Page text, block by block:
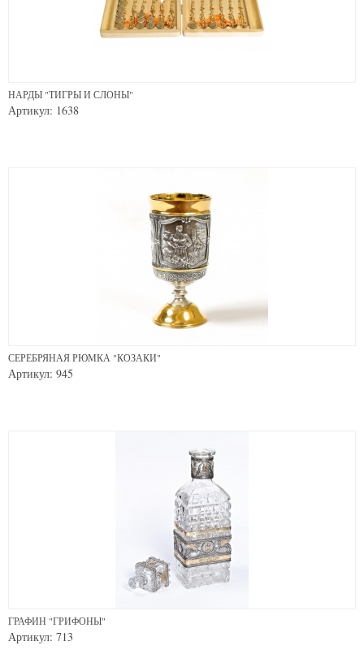
НАРДЫ "ТИГРЫ И СЛОНЫ"
Артикул: 1638
СЕРЕБРЯНАЯ РЮМКА "КОЗАКИ"
Артикул: 945
ГРАФИН "ГРИФОНЫ"
Артикул: 713